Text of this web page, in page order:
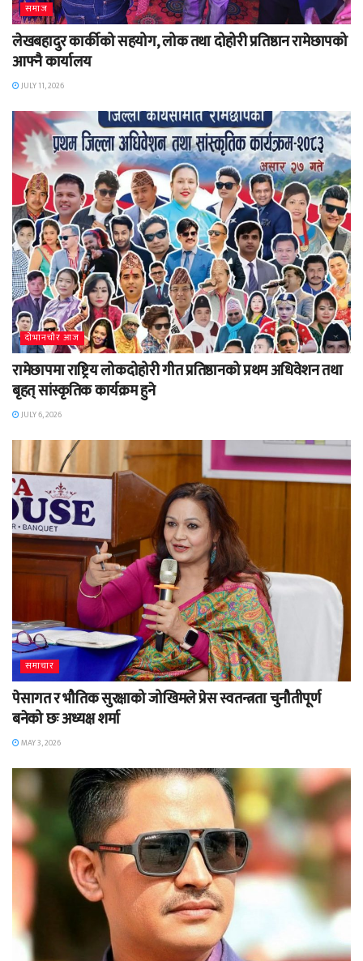
समाज
लेखबहादुर कार्कीको सहयोग, लोक तथा दोहोरी प्रतिष्ठान रामेछापको
आफ्नै कार्यालय
JULY 11, 2026
दाेभानचाैर आज
रामेछापमा राष्ट्रिय लोकदोहोरी गीत प्रतिष्ठानको प्रथम अधिवेशन तथा
बृहत् सांस्कृतिक कार्यक्रम हुने
JULY 6, 2026
समाचार
पेसागत र भौतिक सुरक्षाको जोखिमले प्रेस स्वतन्त्रता चुनौतीपूर्ण
बनेको छः अध्यक्ष शर्मा
MAY 3, 2026